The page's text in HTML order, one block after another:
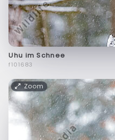
Uhu im Schnee
f101683
Zoom